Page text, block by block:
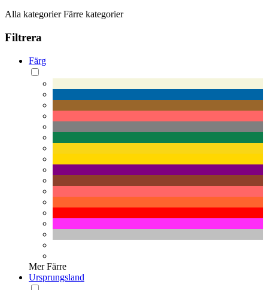
Alla kategorier Färre kategorier
Filtrera
Färg
Mer Färre
Ursprungsland